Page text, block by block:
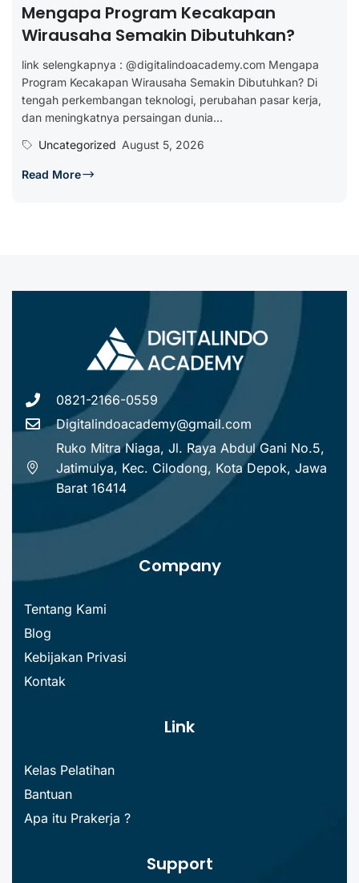
Mengapa Program Kecakapan
Wirausaha Semakin Dibutuhkan?
link selengkapnya : @digitalindoacademy.com Mengapa
Program Kecakapan Wirausaha Semakin Dibutuhkan? Di
tengah perkembangan teknologi, perubahan pasar kerja,
dan meningkatnya persaingan dunia...
Uncategorized August 5, 2026
Read More
0821-2166-0559
Digitalindoacademy@gmail.com
Ruko Mitra Niaga, Jl. Raya Abdul Gani No.5,
Jatimulya, Kec. Cilodong, Kota Depok, Jawa
Barat 16414
Company
Tentang Kami
Blog
Kebijakan Privasi
Kontak
Link
Kelas Pelatihan
Bantuan
Apa itu Prakerja ?
Support